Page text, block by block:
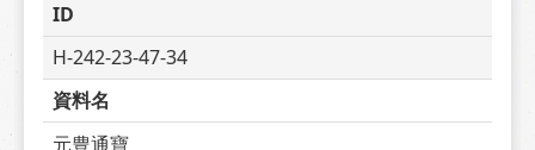
ID
H-242-23-47-34
資料名
元豊通寶